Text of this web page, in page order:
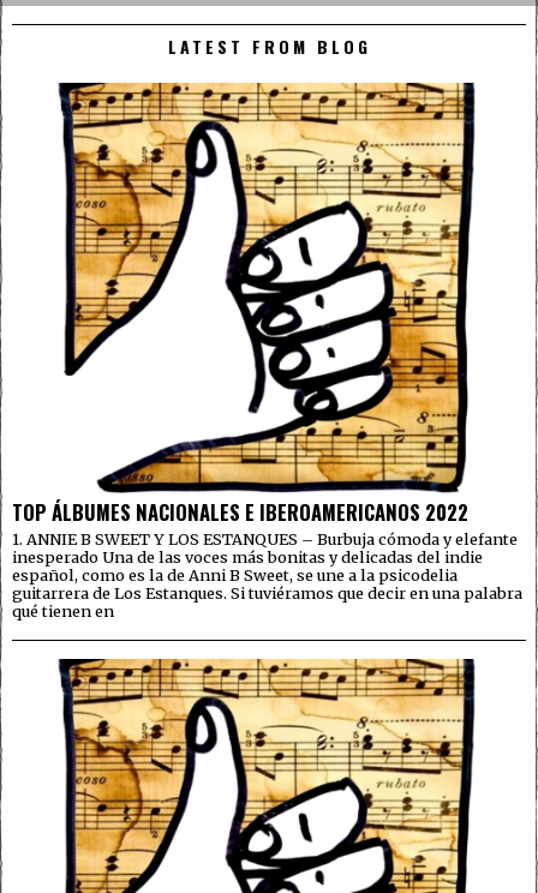
LATEST FROM BLOG
TOP ÁLBUMES NACIONALES E IBEROAMERICANOS 2022
1. ANNIE B SWEET Y LOS ESTANQUES – Burbuja cómoda y elefante
inesperado Una de las voces más bonitas y delicadas del indie
español, como es la de Anni B Sweet, se une a la psicodelia
guitarrera de Los Estanques. Si tuviéramos que decir en una palabra
qué tienen en